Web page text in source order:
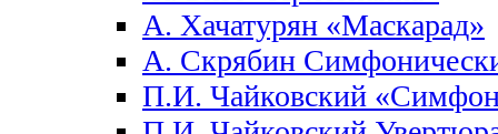
А. Хачатурян «Маскарад»
А. Скрябин
П.И. Чайковский